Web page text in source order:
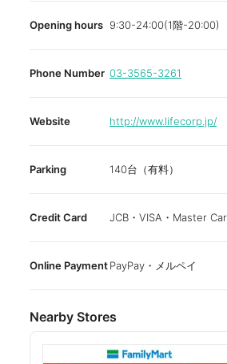
Opening hours 9:30-24:00(1階-20:00)
Phone Number 03-3565-3261
Website http://www.lifecorp.jp/
Parking 140台（有料）
Credit Card JCB・VISA・Master
Online PaymentPayPay・メルペイ
Nearby Stores